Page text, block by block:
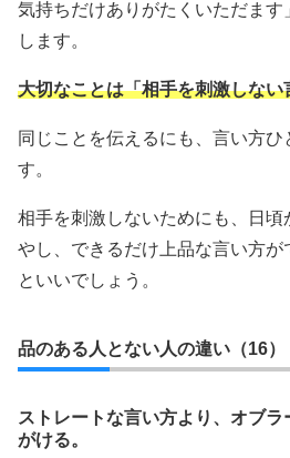
気持ちだけありがたくいただま
します。
大切なことは「相手を刺激しない
同じことを伝えるにも、言い方ひ
す。
相手を刺激しないためにも、日
やし、できるだけ上品な言い方が
といいでしょう。
品のある人とない人の違い（16）
ストレートな言い方より、オブ
がける。